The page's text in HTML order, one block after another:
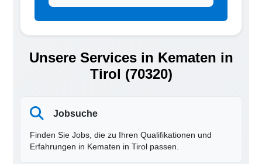
Unsere Services in Kematen in
Tirol (70320)
Jobsuche
Finden Sie Jobs, die zu Ihren Qualifikationen und
Erfahrungen in Kematen in Tirol passen.